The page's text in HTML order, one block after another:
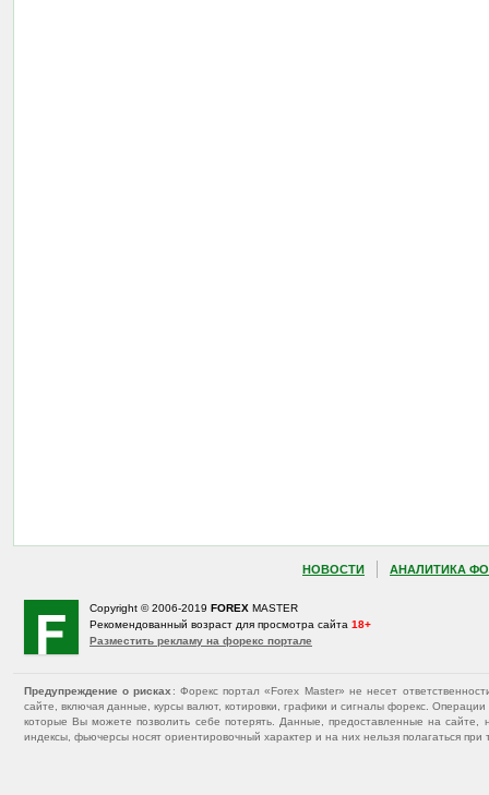
НОВОСТИ АНАЛИТИКА
Copyright © 2006-2019 FOREX MASTER
Рекомендованный возраст для просмотра сайта 18+
Разместить рекламу на форекс портале
Предупреждение о рисках : Форекс портал «Forex Master» не несет
сайте, включая данные, курсы валют, котировки, графики и сигналы форекс.
которые Вы можете позволить себе потерять. Данные, предоставленные на
индексы, фьючерсы носят ориентировочный характер и на них нельзя полагаться при